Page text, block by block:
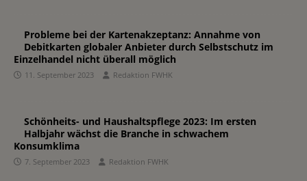
Probleme bei der Kartenakzeptanz: Annahme von
Debitkarten globaler Anbieter durch Selbstschutz im
Einzelhandel nicht überall möglich
11. September 2023 Redaktion FWHK
Schönheits- und Haushaltspflege 2023: Im ersten
Halbjahr wächst die Branche in schwachem
Konsumklima
7. September 2023 Redaktion FWHK